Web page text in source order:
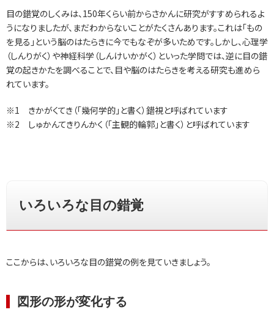
目の錯覚のしくみは、150年くらい前からさかんに研究がすすめられるよ
うになりましたが、まだわからないことがたくさんあります。これは「もの
を見る」という脳のはたらきに今でもなぞが多いためです。しかし、心理学
（しんりがく）や神経科学（しんけいかがく）といった学問では、逆に目の錯
覚の起きかたを調べることで、目や脳のはたらきを考える研究も進めら
れています。
※1 きかがくてき（「幾何学的」と書く）錯視と呼ばれています
※2 しゅかんてきりんかく（「主観的輪郭」と書く）と呼ばれています
いろいろな目の錯覚
ここからは、いろいろな目の錯覚の例を見ていきましょう。
図形の形が変化する